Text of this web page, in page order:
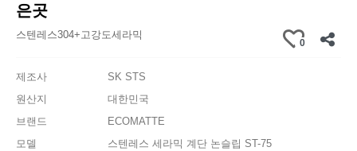
은곳
스텐레스304+고강도세라믹
0
제조사
SK STS
원산지
대한민국
브랜드
ECOMATTE
모델
스텐레스 세라믹 계단 논슬립 ST-75